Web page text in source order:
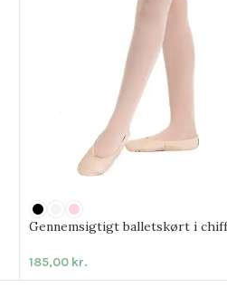
Gennemsigtigt balletskørt i
185,00 kr.